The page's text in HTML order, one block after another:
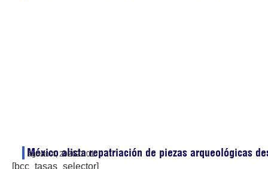
México alista repatriación de piezas arqueológicas
agosto 4, 202621:01
[bcc_tasas_selector]